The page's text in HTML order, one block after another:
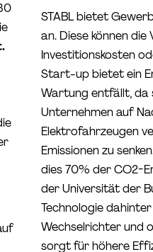
STABL bietet
an. Diese können
Investitionskosten
Start-up bietet ein
Wartung entfällt, da
Unternehmen auf
Elektrofahrzeugen
Emissionen zu
dies 70% der CO2-
der Universität der
Technologie
Wechselrichter und
sorgt für höhere